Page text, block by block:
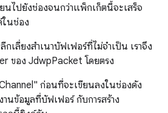
ไปยังช่องจนกว่าแพ็กเก็ตนี้จะเสร็จ
นช่อง
เลี่ยงสำเนาบัฟเฟอร์ที่ไม่จำเป็น เราจึง
ของ JdwpPacket โดยตรง
ก่อนที่จะเขียนลงในช่องดัง
านข้อมูลที่บัฟเฟอร์ กับการสร้าง